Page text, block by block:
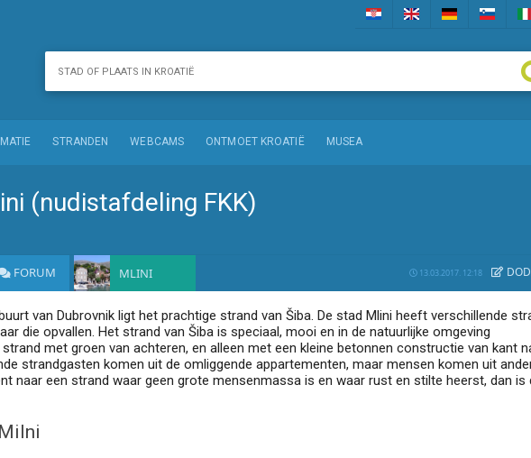
STRANDEN WEBCAMS ONTMOET KROATIË MUSEA
(nudistafdeling FKK)
FORUM MLINI 13.03.2017. 12:18
van Dubrovnik ligt het prachtige strand van Šiba. De stad Mlini heeft verschillende
die opvallen. Het strand van Šiba is speciaal, mooi en in de natuurlijke omgeving
met groen van achteren, en alleen met een kleine betonnen constructie van kant
strandgasten komen uit de omliggende appartementen, maar mensen komen uit
naar een strand waar geen grote mensenmassa is en waar rust en stilte heerst, dan is